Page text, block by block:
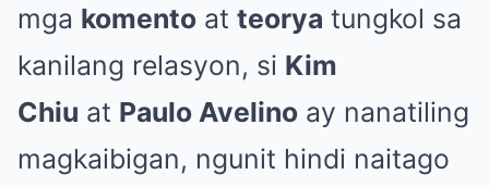
mga komento at teorya tungkol sa
kanilang relasyon, si Kim
Chiu at Paulo Avelino ay nanatiling
magkaibigan, ngunit hindi naitago